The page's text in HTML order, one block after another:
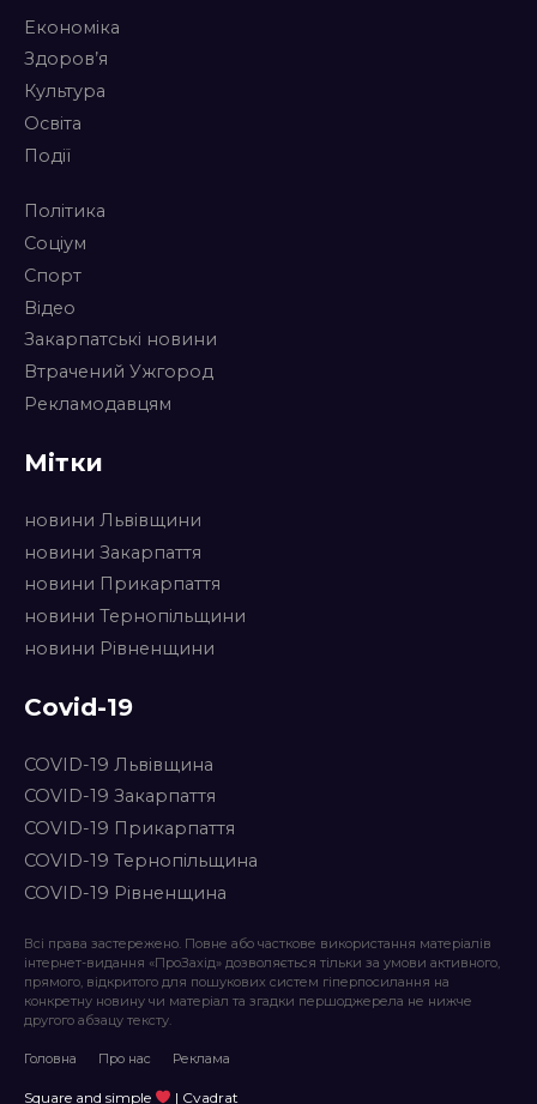
Економіка
Здоров’я
Культура
Освіта
Події
Політика
Соціум
Спорт
Відео
Закарпатські новини
Втрачений Ужгород
Рекламодавцям
Мітки
новини Львівщини
новини Закарпаття
новини Прикарпаття
новини Тернопільщини
новини Рівненщини
Covid-19
COVID-19 Львівщина
COVID-19 Закарпаття
COVID-19 Прикарпаття
COVID-19 Тернопільщина
COVID-19 Рівненщина
Всі права застережено. Повне або часткове використання матеріалів
інтернет-видання «ПроЗахід» дозволяється тільки за умови активного,
прямого, відкритого для пошукових систем гіперпосилання на
конкретну новину чи матеріал та згадки першоджерела не нижче
другого абзацу тексту.
Головна Про нас Реклама
Square and simple | Cvadrat